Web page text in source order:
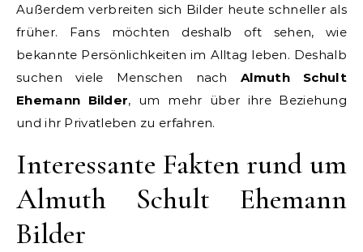
Außerdem verbreiten sich Bilder heute schneller als
früher. Fans möchten deshalb oft sehen, wie
bekannte Persönlichkeiten im Alltag leben. Deshalb
suchen viele Menschen nachAlmuth Schult
Ehemann Bilder, um mehr über ihre Beziehung
und ihr Privatleben zu erfahren.
Interessante Fakten rund um
Almuth Schult Ehemann
Bilder